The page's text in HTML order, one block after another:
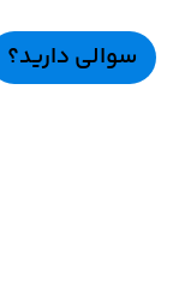
سوالی دارید؟